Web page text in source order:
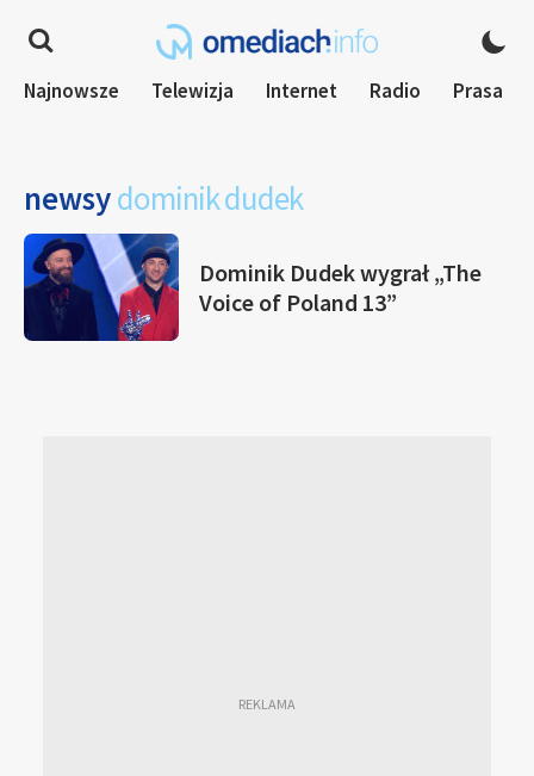
Najnowsze Telewizja Internet Radio Prasa
newsydominik dudek
Dominik Dudek wygrał „The
Voice of Poland 13”